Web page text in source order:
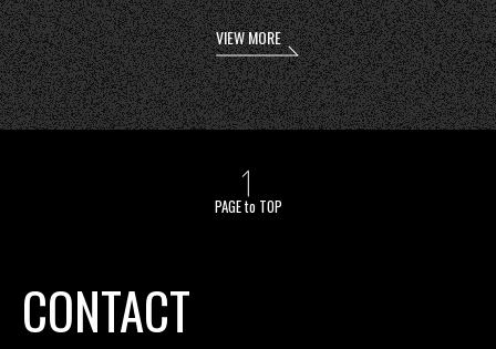
VIEW MORE
PAGE to TOP
CONTACT